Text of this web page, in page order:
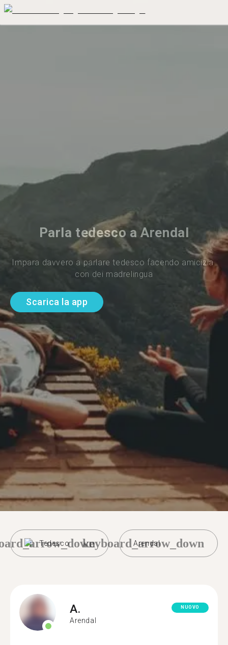
Parla tedesco a Arendal
Impara davvero a parlare tedesco facendo amicizia
con dei madrelingua
Scarica la app
Tedesco Arendal
keyboard_arrow_down
A.
Arendal
NUOVO